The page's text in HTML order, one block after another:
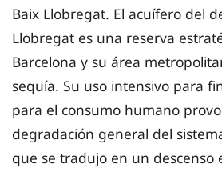
Baix Llobregat. El acuífero del
Llobregat es una reserva
Barcelona y su área
sequía. Su uso intensivo para
para el consumo humano
degradación general del
que se tradujo en un descenso